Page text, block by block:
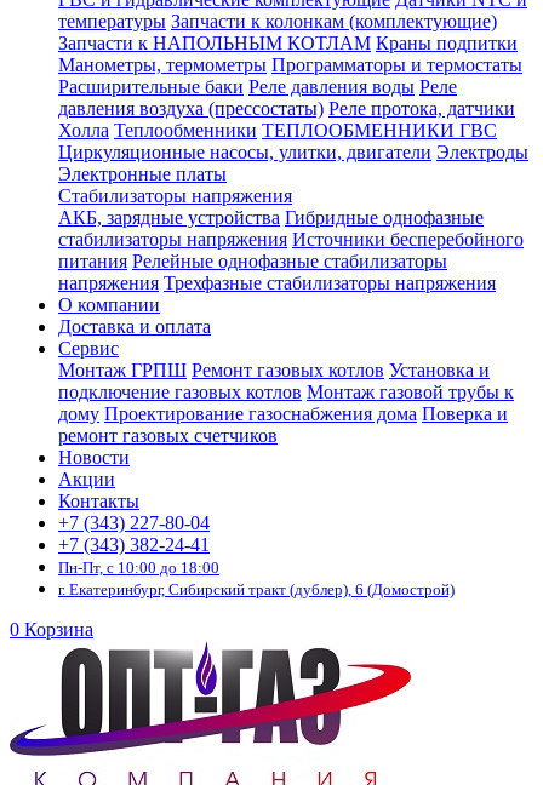
температуры Запчасти к колонкам (комплектующие)
Запчасти к НАПОЛЬНЫМ КОТЛАМ Краны подпитки
Манометры, термометры Программаторы и термостаты
Расширительные баки Реле давления воды Реле
давления воздуха (прессостаты) Реле протока, датчики
Холла Теплообменники ТЕПЛООБМЕННИКИ ГВС
Циркуляционные насосы, улитки, двигатели Электроды
Электронные платы
Стабилизаторы напряжения
АКБ, зарядные устройства Гибридные однофазные
стабилизаторы напряжения Источники бесперебойного
питания Релейные однофазные стабилизаторы
напряжения Трехфазные стабилизаторы напряжения
О компании
Доставка и оплата
Сервис
Монтаж ГРПШ Ремонт газовых котлов Установка и
подключение газовых котлов Монтаж газовой трубы к
дому Проектирование газоснабжения дома Поверка и
ремонт газовых счетчиков
Новости
Акции
Контакты
+7 (343) 227-80-04
+7 (343) 382-24-41
Пн-Пт, с 10:00 до 18:00
г. Екатеринбург, Сибирский тракт (дублер), 6 (Домострой)
0 Корзина